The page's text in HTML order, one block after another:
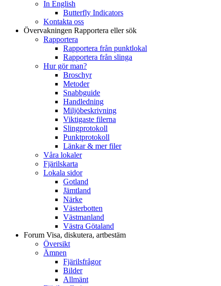
In English
Butterfly Indicators
Kontakta oss
Övervakningen Rapportera eller sök
Rapportera
Rapportera från punktlokal
Rapportera från slinga
Hur gör man?
Broschyr
Metoder
Snabbguide
Handledning
Miljöbeskrivning
Viktigaste filerna
Slingprotokoll
Punktprotokoll
Länkar & mer filer
Våra lokaler
Fjärilskarta
Lokala sidor
Gotland
Jämtland
Närke
Västerbotten
Västmanland
Västra Götaland
Forum Visa, diskutera, artbestäm
Översikt
Ämnen
Fjärilsfrågor
Bilder
Allmänt